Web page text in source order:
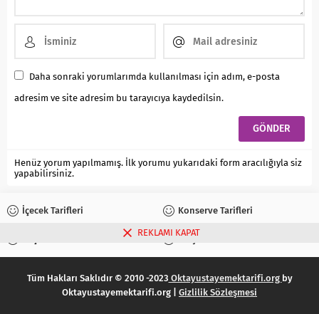
Daha sonraki yorumlarımda kullanılması için adım, e-posta
adresim ve site adresim bu tarayıcıya kaydedilsin.
Henüz yorum yapılmamış. İlk yorumu yukarıdaki form aracılığıyla siz
yapabilirsiniz.
İçecek Tarifleri Konserve Tarifleri
Turşu Tarifleri
Tüm Hakları Saklıdır © 2010 -2023 Oktayustayemektarifi.org by
Oktayustayemektarifi.org | Gizlilik Sözleşmesi
REKLAMI KAPAT